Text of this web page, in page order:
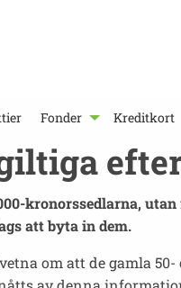
Fonder Kreditkort
kronorssedlarna,
att byta in dem.
om att de gamla